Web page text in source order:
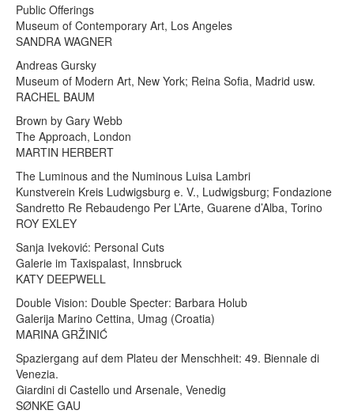
Public Offerings
Museum of Contemporary Art, Los Angeles
SANDRA WAGNER
Andreas Gursky
Museum of Modern Art, New York; Reina Sofia, Madrid usw.
RACHEL BAUM
Brown by Gary Webb
The Approach, London
MARTIN HERBERT
The Luminous and the Numinous Luisa Lambri
Kunstverein Kreis Ludwigsburg e. V., Ludwigsburg; Fondazione
Sandretto Re Rebaudengo Per L’Arte, Guarene d’Alba, Torino
ROY EXLEY
Sanja Iveković: Personal Cuts
Galerie im Taxispalast, Innsbruck
KATY DEEPWELL
Double Vision: Double Specter: Barbara Holub
Galerija Marino Cettina, Umag (Croatia)
MARINA GRŽINIĆ
Spaziergang auf dem Plateu der Menschheit: 49. Biennale di
Venezia.
Giardini di Castello und Arsenale, Venedig
SØNKE GAU